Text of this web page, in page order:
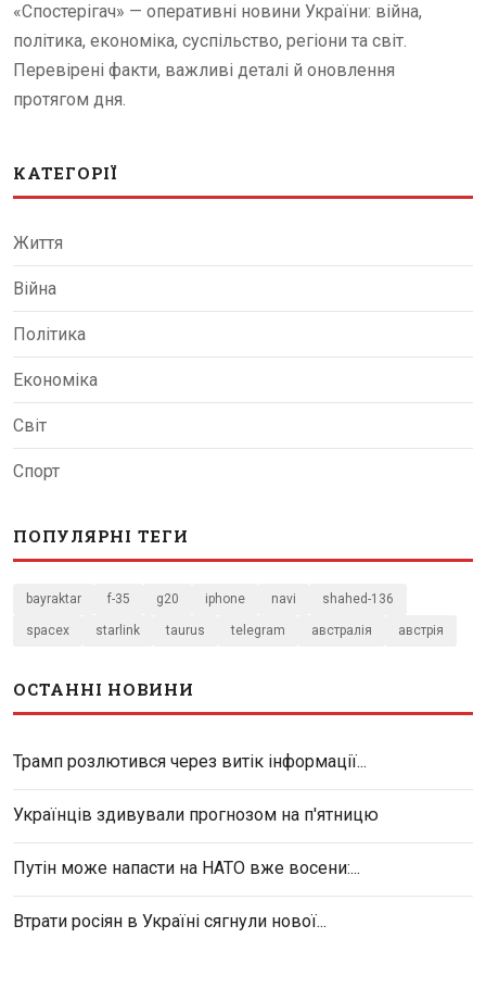
«Спостерігач» — оперативні новини України: війна,
політика, економіка, суспільство, регіони та світ.
Перевірені факти, важливі деталі й оновлення
протягом дня.
КАТЕГОРІЇ
Життя
Війна
Політика
Економіка
Світ
Спорт
ПОПУЛЯРНІ ТЕГИ
bayraktar f-35 g20 iphone navi shahed-136
spacex starlink taurus telegram австралія австрія
ОСТАННІ НОВИНИ
Трамп розлютився через витік інформації...
Українців здивували прогнозом на п'ятницю
Путін може напасти на НАТО вже восени:...
Втрати росіян в Україні сягнули нової...